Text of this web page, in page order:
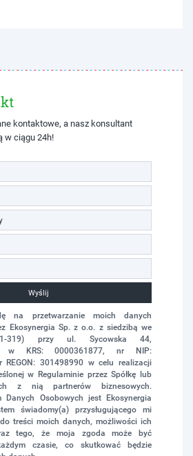
kontaktowe, a nasz konsultant
w ciągu 24h!
Wyślij
na przetwarzanie moich danych
Ekosynergia Sp. z o.o. z siedzibą we
319) przy ul. Sycowska 44,
w KRS: 0000361877, nr NIP:
REGON: 301498990 w celu realizacji
w Regulaminie przez Spółkę lub
z nią partnerów biznesowych.
Danych Osobowych jest Ekosynergia
świadomy(a) przysługującego mi
treści moich danych, możliwości ich
tego, że moja zgoda może być
czasie, co skutkować będzie